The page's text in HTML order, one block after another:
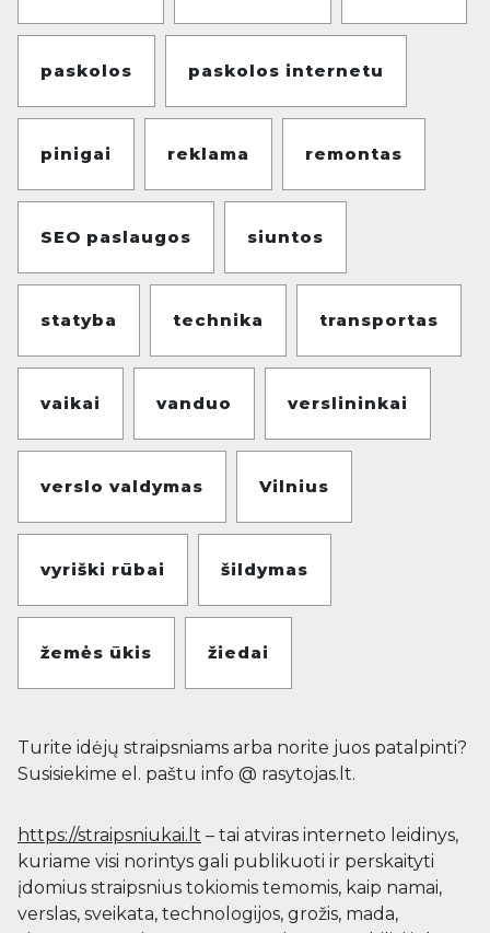
paskolos paskolos internetu
pinigai reklama remontas
SEO paslaugos siuntos
statyba technika transportas
vaikai vanduo verslininkai
verslo valdymas Vilnius
vyriški rūbai šildymas
žemės ūkis žiedai
Turite idėjų straipsniams arba norite juos patalpinti?
Susisiekime el. paštu info @ rasytojas.lt.
https://straipsniukai.lt – tai atviras interneto leidinys,
kuriame visi norintys gali publikuoti ir perskaityti
įdomius straipsnius tokiomis temomis, kaip namai,
verslas, sveikata, technologijos, grožis, mada,